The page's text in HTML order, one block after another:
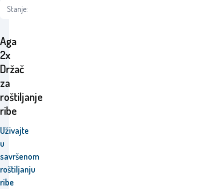
Aga
2x
Držač
za
roštiljanje
ribe
Uživajte
u
savršenom
roštiljanju
ribe
Stanje: